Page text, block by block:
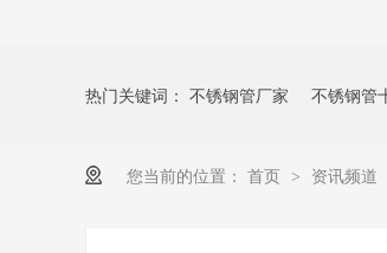
热门关键词： 不锈钢管厂家 不锈钢管
您当前的位置： 首页 > 资讯频道